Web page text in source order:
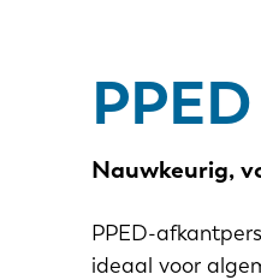
PPED
Nauwkeurig,
PPED-
ideaal voor